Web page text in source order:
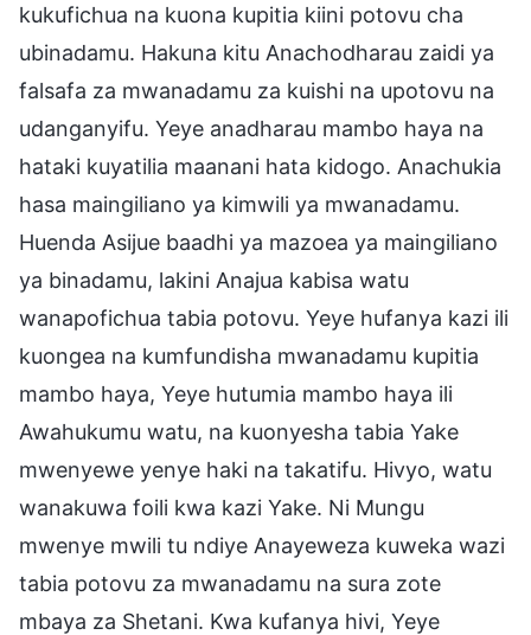
kukufichua na kuona kupitia kiini potovu cha
ubinadamu. Hakuna kitu Anachodharau zaidi ya
falsafa za mwanadamu za kuishi na upotovu na
udanganyifu. Yeye anadharau mambo haya na
hataki kuyatilia maanani hata kidogo. Anachukia
hasa maingiliano ya kimwili ya mwanadamu.
Huenda Asijue baadhi ya mazoea ya maingiliano
ya binadamu, lakini Anajua kabisa watu
wanapofichua tabia potovu. Yeye hufanya kazi ili
kuongea na kumfundisha mwanadamu kupitia
mambo haya, Yeye hutumia mambo haya ili
Awahukumu watu, na kuonyesha tabia Yake
mwenyewe yenye haki na takatifu. Hivyo, watu
wanakuwa foili kwa kazi Yake. Ni Mungu
mwenye mwili tu ndiye Anayeweza kuweka wazi
tabia potovu za mwanadamu na sura zote
mbaya za Shetani. Kwa kufanya hivi, Yeye